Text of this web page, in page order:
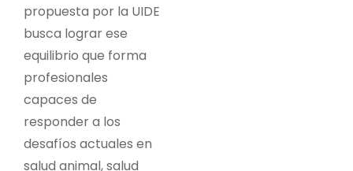
propuesta por la UIDE
busca lograr ese
equilibrio que forma
profesionales
capaces de
responder a los
desafíos actuales en
salud animal, salud